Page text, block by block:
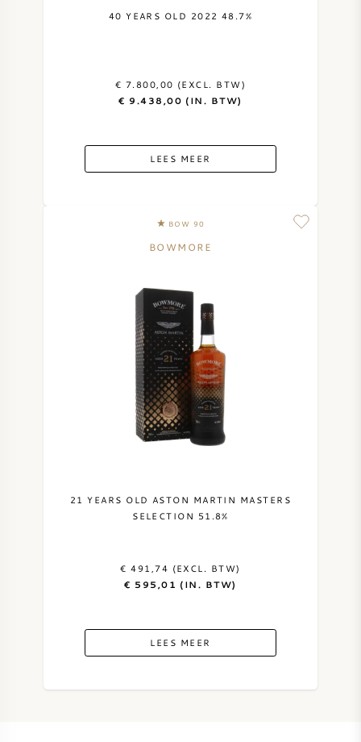
40 YEARS OLD 2022 48.7%
€ 7.800,00 (EXCL. BTW)
€ 9.438,00 (IN. BTW)
LEES MEER
BOW 90
BOWMORE
21 YEARS OLD ASTON MARTIN MASTERS
SELECTION 51.8%
€ 491,74 (EXCL. BTW)
€ 595,01 (IN. BTW)
LEES MEER